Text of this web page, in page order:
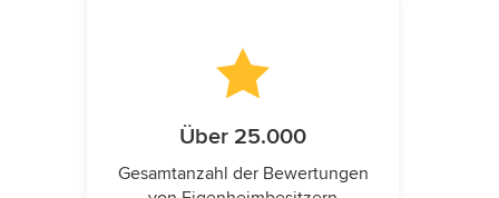
Über 25.000
Gesamtanzahl der Bewertungen